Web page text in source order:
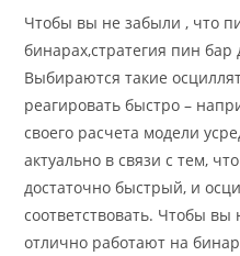
Чтобы вы не забыли , что
бинарах,стратегия пин
Выбираются такие
реагировать быстро –
своего расчета модели
актуально в связи с тем,
достаточно быстрый, и
соответствовать. Чтобы
отлично работают на